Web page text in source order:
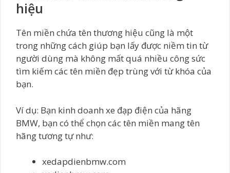
hiệu
Tên miền chứa tên thương hiệu cũng là một
trong những cách giúp bạn lấy được niềm tin từ
người dùng mà không mất quá nhiều công sức
tìm kiếm các tên miền đẹp trùng với từ khóa của
bạn.
Ví dụ: Bạn kinh doanh xe đạp điện của hãng
BMW, bạn có thể chọn các tên miền mang tên
hãng tương tự như:
xedapdienbmw.com